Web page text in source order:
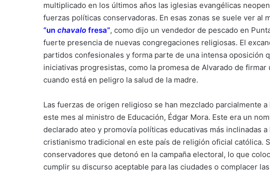
multiplicado en los últimos años las iglesias evangélicas
fuerzas políticas conservadoras. En esas zonas se suele ver al
“un chavalo fresa”, como dijo un vendedor de pescado en
fuerte presencia de nuevas congregaciones religiosas. El
partidos confesionales y forma parte de una intensa oposición
iniciativas progresistas, como la promesa de Alvarado de
cuando está en peligro la salud de la madre.
Las fuerzas de origen religioso se han mezclado parcialmente
este mes al ministro de Educación, Édgar Mora. Este era un
declarado ateo y promovía políticas educativas más inclinadas
cristianismo tradicional en este país de religión oficial católica.
conservadores que detonó en la campaña electoral, lo que
cumplir su discurso aceptable para las ciudades o complacer